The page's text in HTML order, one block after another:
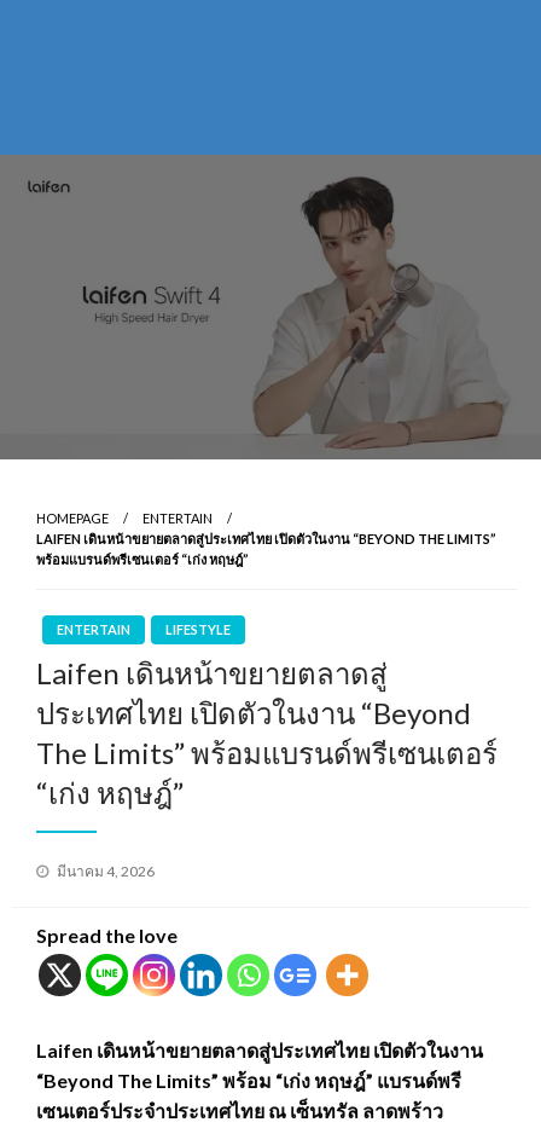
HOMEPAGE
ENTERTAIN
LAIFEN เดินหน้าขยายตลาดสู่ประเทศไทย เปิดตัวในงาน “BEYOND THE LIMITS”
พร้อมแบรนด์พรีเซนเตอร์ “เก่ง หฤษฎ์”
ENTERTAIN LIFESTYLE
Laifen เดินหน้าขยายตลาดสู่
ประเทศไทย เปิดตัวในงาน “Beyond
The Limits” พร้อมแบรนด์พรีเซนเตอร์
“เก่ง หฤษฎ์”
Posted
มีนาคม 4, 2026
Spread the love
Laifen เดินหน้าขยายตลาดสู่ประเทศไทย เปิดตัวในงาน
“Beyond The Limits” พร้อม “เก่ง หฤษฎ์” แบรนด์พรี
เซนเตอร์ประจำประเทศไทย ณ เซ็นทรัล ลาดพร้าว